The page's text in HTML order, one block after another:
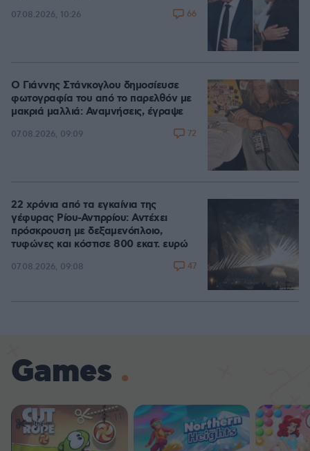
07.08.2026, 10:26 66
Ο Γιάννης Στάνκογλου δημοσίευσε
φωτογραφία του από το παρελθόν με
μακριά μαλλιά: Αναμνήσεις, έγραψε
07.08.2026, 09:09 72
22 χρόνια από τα εγκαίνια της
γέφυρας Ρίου-Αντιρρίου: Αντέχει
πρόσκρουση με δεξαμενόπλοιο,
τυφώνες και κόστισε 800 εκατ. ευρώ
07.08.2026, 09:08 47
Games